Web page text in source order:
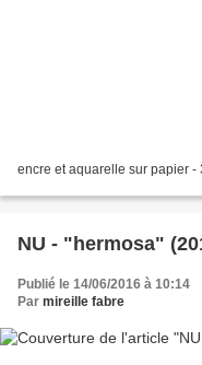
encre et aquarelle sur papier -
NU - "hermosa"
Publié le 14/06/2016 à 10:14
Par mireille fabre